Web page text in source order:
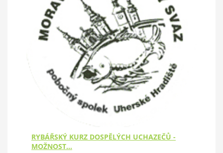
RYBÁŘSKÝ KURZ DOSPĚLÝCH UCHAZEČŮ -
MOŽNOST…